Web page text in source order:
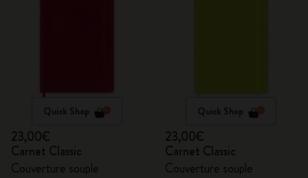
Quick Shop
23,00€
Carnet Classic
Couverture souple
Quick Shop
23,00€
Carnet Classic
Couverture souple